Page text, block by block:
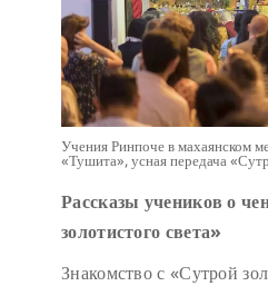
Учения Ринпоче в махаянском
«Тушита», усная передача
Рассказы учеников о
золотистого света»
Знакомство с «Сутрой